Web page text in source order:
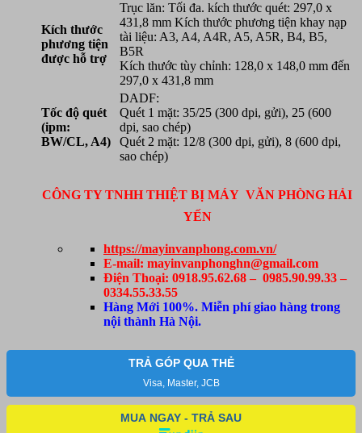
Kích thước
phương tiện
được hỗ trợ
Trục lăn: Tối đa. kích thước quét: 297,0 x
431,8 mm Kích thước phương tiện khay nạp
tài liệu: A3, A4, A4R, A5, A5R, B4, B5,
B5R
Kích thước tùy chỉnh: 128,0 x 148,0 mm đến
297,0 x 431,8 mm
Tốc độ quét
(ipm:
BW/CL, A4)
DADF:
Quét 1 mặt: 35/25 (300 dpi, gửi), 25 (600
dpi, sao chép)
Quét 2 mặt: 12/8 (300 dpi, gửi), 8 (600 dpi,
sao chép)
CÔNG TY TNHH THIỆT BỊ MÁY VĂN PHÒNG HẢI
YẾN
https://mayinvanphong.com.vn/
E-mail: mayinvanphonghn@gmail.com
Điện Thoại: 0918.95.62.68 – 0985.90.99.33 –
0334.55.33.55
Hàng Mới 100%. Miễn phí giao hàng trong
nội thành Hà Nội.
TRẢ GÓP QUA THẺ
Visa, Master, JCB
MUA NGAY - TRẢ SAU